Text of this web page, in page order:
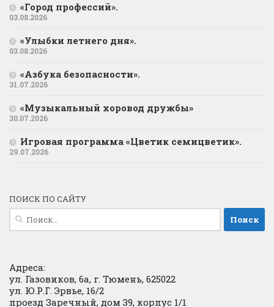
«Город профессий».
03.08.2026
«Улыбки летнего дня».
03.08.2026
«Азбука безопасности».
31.07.2026
«Музыкальный хоровод дружбы»
30.07.2026
Игровая программа «Цветик семицветик».
29.07.2026
ПОИСК ПО САЙТУ
Найти:
Адреса:
ул. Газовиков, 6а, г. Тюмень, 625022
ул. Ю.Р.Г. Эрвье, 16/2
проезд Заречный, дом 39, корпус 1/1